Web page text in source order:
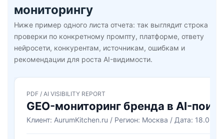
мониторингу
Ниже пример одного листа отчета: так выглядит строка
проверки по конкретному промпту, платформе, ответу
нейросети, конкурентам, источникам, ошибкам и
рекомендации для роста AI-видимости.
PDF / AI VISIBILITY REPORT
GEO-мониторинг бренда в AI-
Клиент: AurumKitchen.ru / Регион: Москва / Дата: